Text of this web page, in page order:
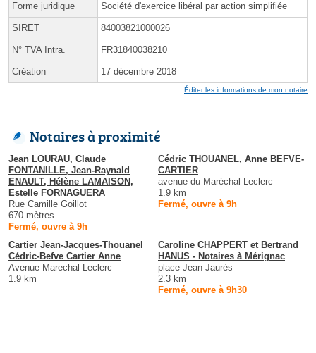
Forme juridique Société d'exercice libéral par action simplifiée
SIRET 84003821000026
N° TVA Intra. FR31840038210
Création 17 décembre 2018
Éditer les informations de mon notaire
Notaires à proximité
Jean LOURAU, Claude
FONTANILLE, Jean-Raynald
ENAULT, Hélène LAMAISON,
Estelle FORNAGUERA
Rue Camille Goillot
670 mètres
Fermé, ouvre à 9h
Cédric THOUANEL, Anne BEFVE-
CARTIER
avenue du Maréchal Leclerc
1.9 km
Fermé, ouvre à 9h
Cartier Jean-Jacques-Thouanel
Cédric-Befve Cartier Anne
Avenue Marechal Leclerc
1.9 km
Caroline CHAPPERT et Bertrand
HANUS - Notaires à Mérignac
place Jean Jaurès
2.3 km
Fermé, ouvre à 9h30